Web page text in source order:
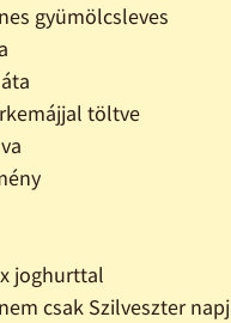
gyümölcsleves
töltve
joghurttal
csak Szilveszter